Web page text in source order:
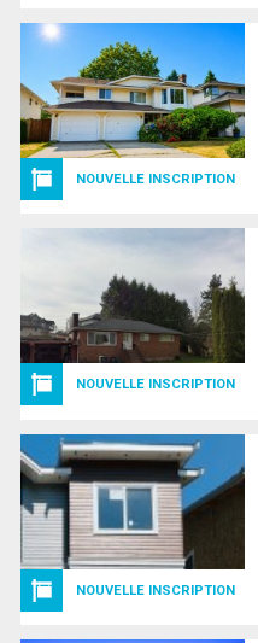
NOUVELLE INSCRIPTION
NOUVELLE INSCRIPTION
NOUVELLE INSCRIPTION